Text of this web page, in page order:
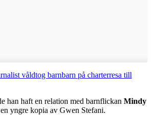
våldtog barnbarn på charterresa till
han haft en relation med barnflickan Mindy
yngre kopia av Gwen Stefani.